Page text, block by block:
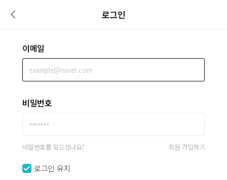
로그인
이메일
비밀번호
비밀번호를 잊으셨나요? 회원 가입하기
로그인 유지